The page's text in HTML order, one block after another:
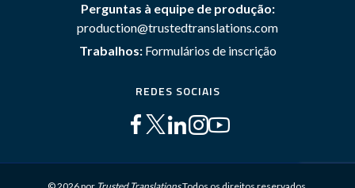
Perguntas à equipe de produção:
production@trustedtranslations.com
Trabalhos: Formulários de inscrição
REDES SOCIAIS